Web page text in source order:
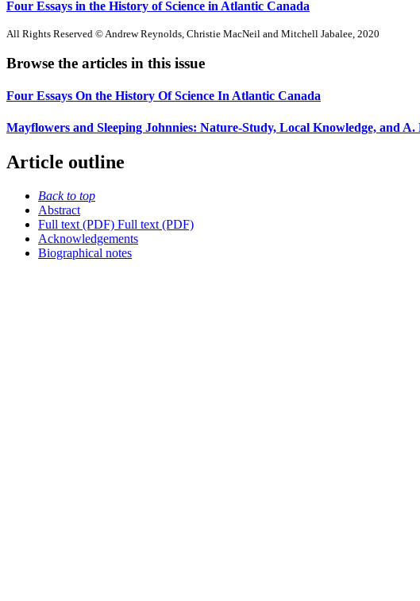
Four Essays in the History of Science in Atlantic Canada
All Rights Reserved © Andrew Reynolds, Christie MacNeil and Mitchell Jabalee, 2020
Browse the articles in this issue
Four Essays On the History Of Science In Atlantic Canada
Mayflowers and Sleeping Johnnies: Nature-Study, Local Knowledge, and
Article outline
Back to top
Abstract
Full text (PDF) Full text (PDF)
Acknowledgements
Biographical notes